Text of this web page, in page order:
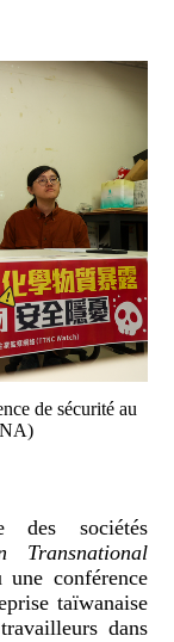
de sécurité au
des sociétés
Transnational
conférence
taïwanaise
dans